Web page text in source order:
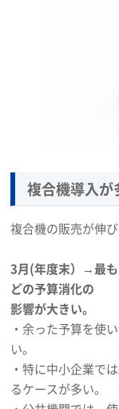
複合機導入が
複合機の販売が伸
3月(年度末）→最も
どの予算消化の
影響が大きい。
・余った予算を使
い。
・特に中小企業で
るケースが多い。